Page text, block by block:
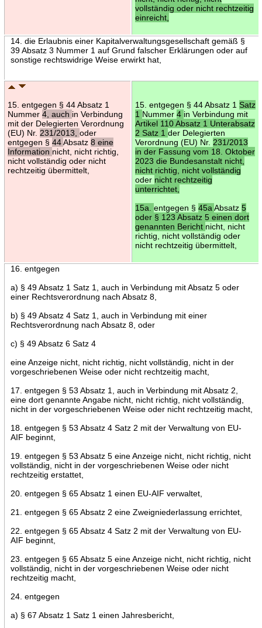
vollständig oder nicht rechtzeitig
einreicht,
14. die Erlaubnis einer Kapitalverwaltungsgesellschaft gemäß §
39 Absatz 3 Nummer 1 auf Grund falscher Erklärungen oder auf
sonstige rechtswidrige Weise erwirkt hat,
15. entgegen § 44 Absatz 1
Nummer 4, auch in Verbindung
mit der Delegierten Verordnung
(EU) Nr. 231/2013, oder
entgegen § 44Absatz 8 eine
Information nicht, nicht richtig,
nicht vollständig oder nicht
rechtzeitig übermittelt,
15. entgegen § 44 Absatz 1 Satz
1 Nummer 4 in Verbindung mit
Artikel 110 Absatz 1 Unterabsatz
2 Satz 1 der Delegierten
Verordnung (EU) Nr. 231/2013
in der Fassung vom 18. Oktober
2023 die Bundesanstalt nicht,
nicht richtig, nicht vollständig
oder nicht rechtzeitig
unterrichtet,
15a. entgegen § 45a Absatz 5
oder § 123 Absatz 5 einen dort
genannten Bericht nicht, nicht
richtig, nicht vollständig oder
nicht rechtzeitig übermittelt,
16. entgegen
a) § 49 Absatz 1 Satz 1, auch in Verbindung mit Absatz 5 oder
einer Rechtsverordnung nach Absatz 8,
b) § 49 Absatz 4 Satz 1, auch in Verbindung mit einer
Rechtsverordnung nach Absatz 8, oder
c) § 49 Absatz 6 Satz 4
eine Anzeige nicht, nicht richtig, nicht vollständig, nicht in der
vorgeschriebenen Weise oder nicht rechtzeitig macht,
17. entgegen § 53 Absatz 1, auch in Verbindung mit Absatz 2,
eine dort genannte Angabe nicht, nicht richtig, nicht vollständig,
nicht in der vorgeschriebenen Weise oder nicht rechtzeitig macht,
18. entgegen § 53 Absatz 4 Satz 2 mit der Verwaltung von EU-
AIF beginnt,
19. entgegen § 53 Absatz 5 eine Anzeige nicht, nicht richtig, nicht
vollständig, nicht in der vorgeschriebenen Weise oder nicht
rechtzeitig erstattet,
20. entgegen § 65 Absatz 1 einen EU-AIF verwaltet,
21. entgegen § 65 Absatz 2 eine Zweigniederlassung errichtet,
22. entgegen § 65 Absatz 4 Satz 2 mit der Verwaltung von EU-
AIF beginnt,
23. entgegen § 65 Absatz 5 eine Anzeige nicht, nicht richtig, nicht
vollständig, nicht in der vorgeschriebenen Weise oder nicht
rechtzeitig macht,
24. entgegen
a) § 67 Absatz 1 Satz 1 einen Jahresbericht,